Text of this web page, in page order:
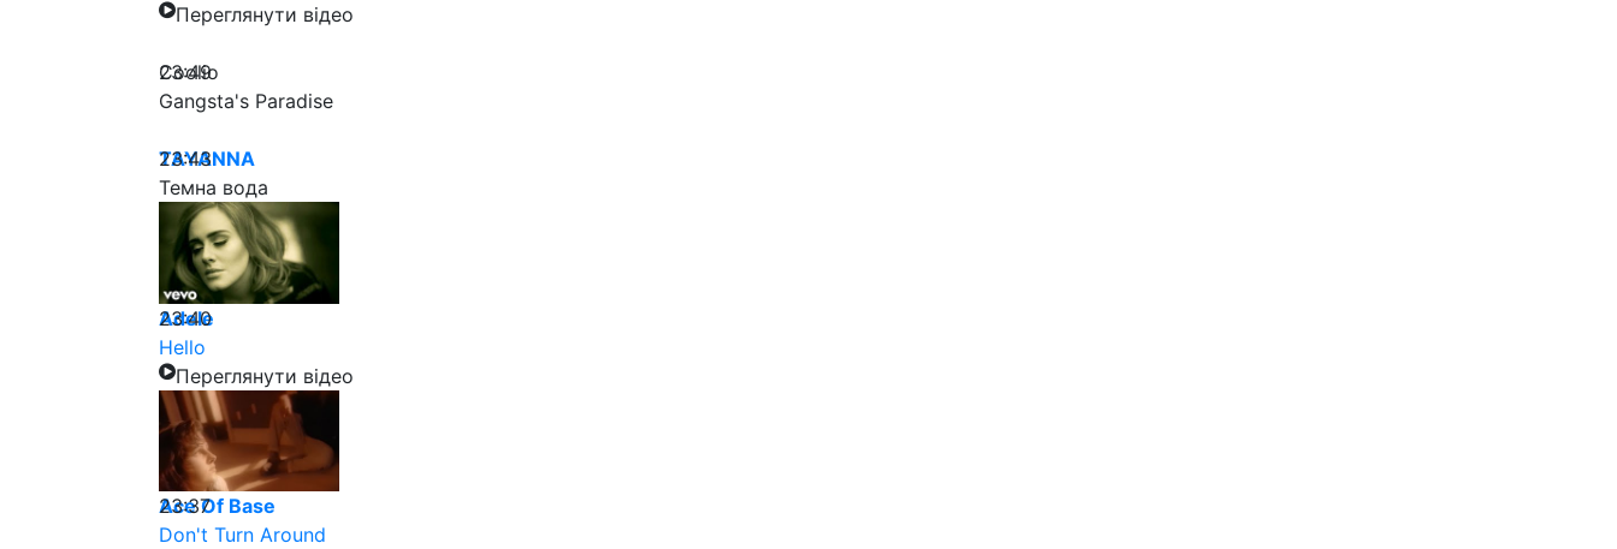
Переглянути відео
23:49
Coolio
Gangsta's Paradise
23:43
TAYANNA
Темна вода
23:40
Adele
Hello
Переглянути відео
23:37
Ace Of Base
Don't Turn Around